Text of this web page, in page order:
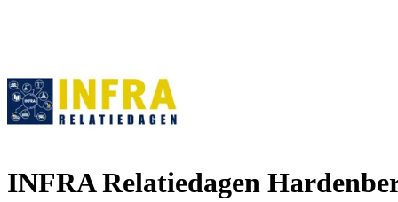
INFRA Relatiedagen